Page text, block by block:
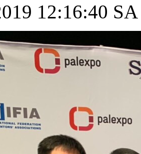
12:16:40 SA